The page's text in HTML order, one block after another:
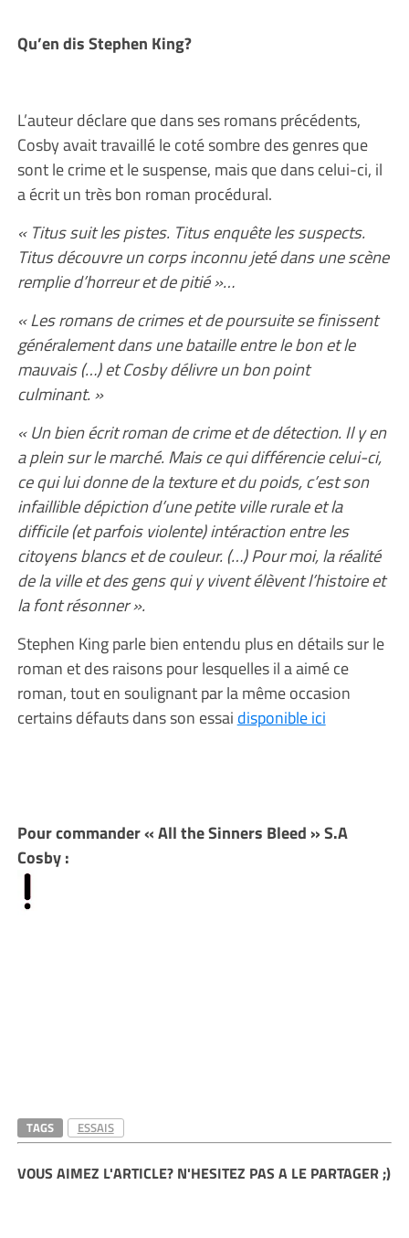
Qu’en dis Stephen King?
L’auteur déclare que dans ses romans précédents,
Cosby avait travaillé le coté sombre des genres que
sont le crime et le suspense, mais que dans celui-ci, il
a écrit un très bon roman procédural.
« Titus suit les pistes. Titus enquête les suspects.
Titus découvre un corps inconnu jeté dans une scène
remplie d’horreur et de pitié »…
« Les romans de crimes et de poursuite se finissent
généralement dans une bataille entre le bon et le
mauvais (…) et Cosby délivre un bon point
culminant. »
« Un bien écrit roman de crime et de détection. Il y en
a plein sur le marché. Mais ce qui différencie celui-ci,
ce qui lui donne de la texture et du poids, c’est son
infaillible dépiction d’une petite ville rurale et la
difficile (et parfois violente) intéraction entre les
citoyens blancs et de couleur. (…) Pour moi, la réalité
de la ville et des gens qui y vivent élèvent l’histoire et
la font résonner ».
Stephen King parle bien entendu plus en détails sur le
roman et des raisons pour lesquelles il a aimé ce
roman, tout en soulignant par la même occasion
certains défauts dans son essai disponible ici
Pour commander « All the Sinners Bleed » S.A
Cosby :
TAGS ESSAIS
VOUS AIMEZ L'ARTICLE? N'HESITEZ PAS A LE PARTAGER ;)